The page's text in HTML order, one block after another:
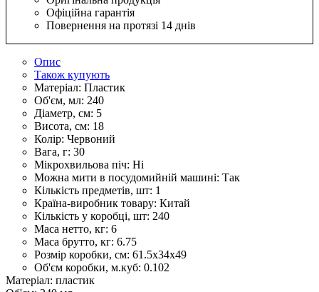
Опис
Також купують
Матеріал: Пластик
Об'єм, мл: 240
Діаметр, см: 5
Висота, см: 18
Колір: Червоний
Вага, г: 30
Мікрохвильова піч: Ні
Можна мити в посудомийній машині: Так
Кількість предметів, шт: 1
Країна-виробник товару: Китай
Кількість у коробці, шт: 240
Маса нетто, кг: 6
Маса брутто, кг: 6.75
Розмір коробки, см: 61.5х34х49
Об'єм коробки, м.куб: 0.102
Матеріал: пластик
Офіційна гарантія
Повернення на протязі 14 днів